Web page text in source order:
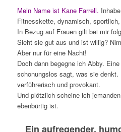
Mein Name ist Kane Farrell.
Fitnesskette, dynamisch,
In Bezug auf Frauen gilt bei mir
Sieht sie gut aus und ist willig?
Aber nur für eine Nacht!
Doch dann begegne ich Abby.
schonungslos sagt, was sie denkt.
verführerisch und provokant.
Und plötzlich scheine ich
ebenbürtig ist.
Ein aufregender,